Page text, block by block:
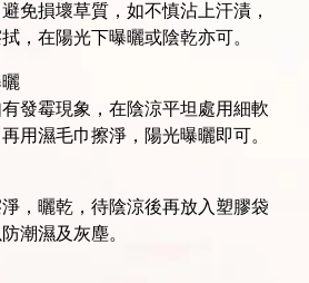
免損壞草質，如不慎沾上汗漬，
，在陽光下曝曬或陰乾亦可。
發霉現象，在陰涼平坦處用細軟
用濕毛巾擦淨，陽光曝曬即可。
，曬乾，待陰涼後再放入塑膠袋
潮濕及灰塵。